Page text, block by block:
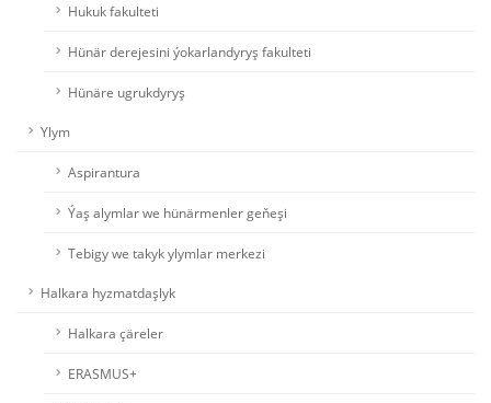
Hukuk fakulteti
Hünär derejesini ýokarlandyryş fakulteti
Hünäre ugrukdyryş
Ylym
Aspirantura
Ýaş alymlar we hünärmenler geňeşi
Tebigy we takyk ylymlar merkezi
Halkara hyzmatdaşlyk
Halkara çäreler
ERASMUS+